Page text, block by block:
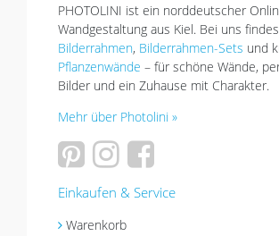
PHOTOLINI ist ein norddeutscher
Wandgestaltung aus Kiel. Bei uns
Bilderrahmen, Bilderrahmen-Sets und
Pflanzenwände – für schöne Wände,
Bilder und ein Zuhause mit Charakter.
Mehr über Photolini »
Einkaufen & Service
Warenkorb